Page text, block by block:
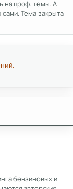
на проф. темы. А
Тема закрыта
бензиновых и